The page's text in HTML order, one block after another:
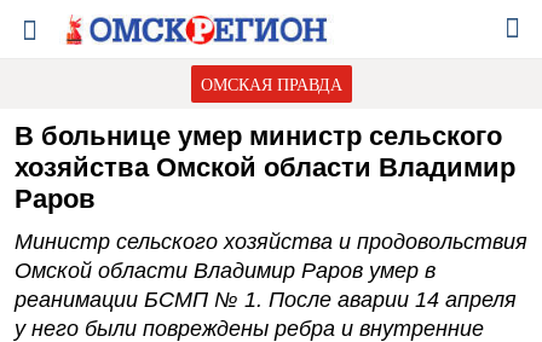
ОМСКАЯ ПРАВДА
В больнице умер министр сельского
хозяйства Омской области Владимир
Раров
Министр сельского хозяйства и продовольствия
Омской области Владимир Раров умер в
реанимации БСМП № 1. После аварии 14 апреля
у него были повреждены ребра и внутренние